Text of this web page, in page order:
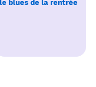
le blues de la rentrée